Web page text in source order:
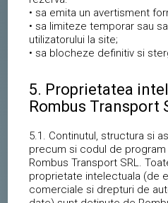
• sa emita un avertisment
• sa limiteze temporar sau
utilizatorului la site;
• sa blocheze definitiv si
5. Proprietatea
Rombus Transport
5.1. Continutul, structura si
precum si codul de
Rombus Transport SRL.
proprietate intelectuala (de
comerciale si drepturi de